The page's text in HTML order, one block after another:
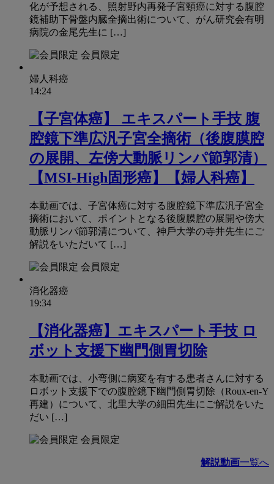
化が予想される、照射野内再発⼦宮頸癌に対する腹腔
鏡補助下⾻盤内臓全摘出術について、がん研究会有明
病院の⾦尾先⽣に […]
会員限定
婦人科癌
14:24
【⼦宮体癌】 エキスパート手技 腹
腔鏡下準広汎⼦宮全摘術（後腹膜腔
の展開、左傍⼤動脈リンパ節郭清）
【MSI-High固形癌】【婦⼈科癌】
本動画では、⼦宮体癌に対する腹腔鏡下準広汎⼦宮全
摘術において、ポイントとなる後腹膜腔の展開や傍⼤
動脈リンパ節郭清について、神⼾⼤学の寺井先⽣にご
解説をいただいて […]
会員限定
消化器癌
19:34
【消化器癌】エキスパート手技 ロ
ボット支援下幽門側胃切除
本動画では、⼩弯側に病変を有する患者さんに対する
ロボット⽀援下での腹腔鏡下幽⾨側胃切除（Roux-en-Y
再建）について、北⾥⼤学の細⽥先⽣にご解説をいた
だい […]
会員限定
解説動画一覧へ